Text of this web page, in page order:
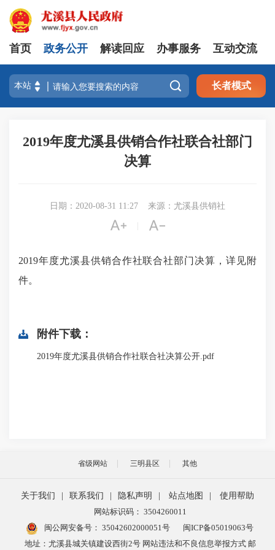
首页 政务公开 解读回应 办事服务 互动交流
 长者模式
2019年度尤溪县供销合作社联合社部门
决算
日期：2020-08-31 11:27 来源：尤溪县供销社
 
2019年度尤溪县供销合作社联合社部门决算，详见附
件。
附件下载：
2019年度尤溪县供销合作社联合社决算公开.pdf
省级网站 三明县区 其他
关于我们 联系我们 隐私声明 站点地图
使用帮助
网站标识码： 3504260011
闽公网安备号： 35042602000051号
闽ICP备05019063号
地址：尤溪县城关镇建设西街2号 网站违法和不良信息举报方式 邮